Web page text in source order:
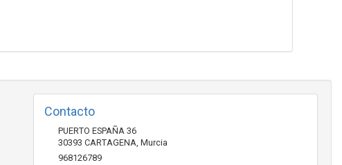
Contacto
PUERTO ESPAÑA 36
30393 CARTAGENA, Murcia
968126789